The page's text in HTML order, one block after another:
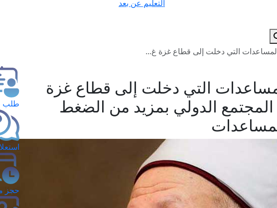
التعليم عن بعد
التي دخلت إلى قطاع غزة غ...
التي دخلت إلى قطاع غزة
الدولي بمزيد من الضغط
طلب
حجز